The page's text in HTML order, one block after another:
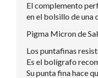
El complemento
en el bolsillo de una
Pigma Micron de
Los puntafinas
Es el bolígrafo
Su punta fina hace